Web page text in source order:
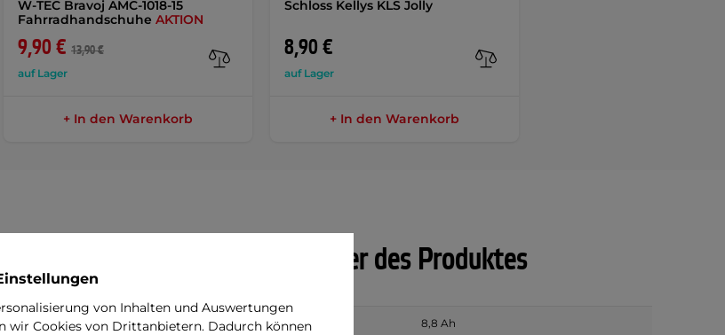
W-TEC Bravoj AMC-1018-15
Fahrradhandschuhe AKTION
9,90 € 13,90 €
auf Lager
+ In den Warenkorb
Schloss Kellys KLS Jolly
8,90 €
auf Lager
+ In den Warenkorb
2017)
Elektrofahrrad
Parameter des Produktes
Kapazität 8,8 Ah
von Inhalten und Auswertungen
wir Cookies von Drittanbietern. Dadurch können